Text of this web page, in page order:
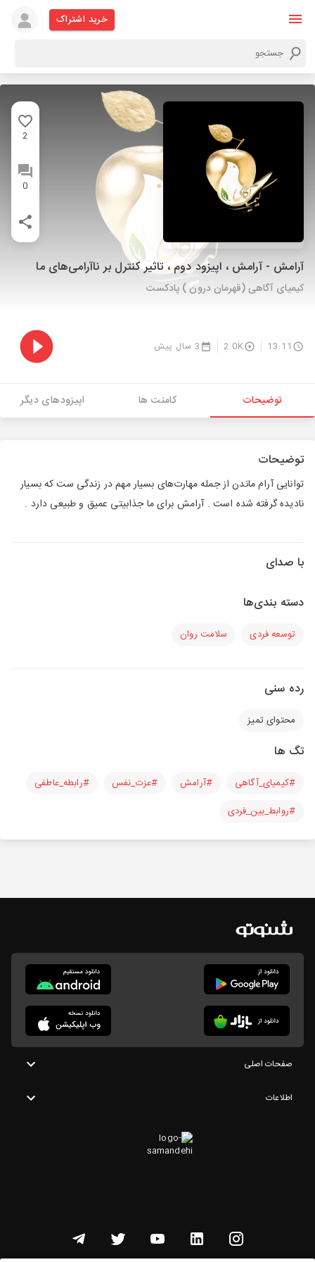
خرید اشتراک
2
0
آرامش - آرامش ، اپیزود دوم ، تاثیر کنترل بر ناآرامی‌های ما
کیمیای آگاهی (قهرمان درون ) پادکست
13:11
2.0K 3 سال پیش
توضیحات کامنت ها اپیزودهای دیگر
توضیحات
توانایی آرام ماندن از جمله مهارت‌های بسیار مهم در زندگی ست که بسیار
نادیده گرفته شده است . آرامش برای ما جذابیتی عمیق و طبیعی دارد .
با صدای
دسته بندی‌ها
توسعه فردی سلامت روان
رده سنی
محتوای تمیز
تگ ها
#کیمیای_آگاهی #آرامش #عزت_نفس
#رابطه_عاطفی
#روابط_بین_فردی
صفحات اصلی
اطلاعات